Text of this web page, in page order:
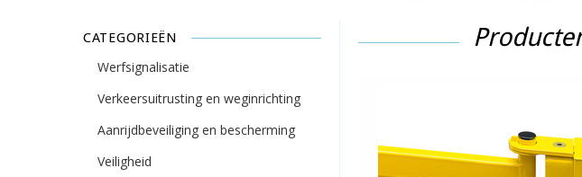
CATEGORIEËN
Werfsignalisatie
Verkeersuitrusting en weginrichting
Aanrijdbeveiliging en bescherming
Veiligheid